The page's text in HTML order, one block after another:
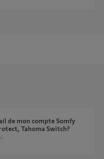
Tahoma Switch?